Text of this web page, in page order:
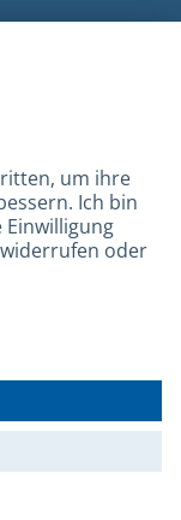
Ein Service der
GmbH